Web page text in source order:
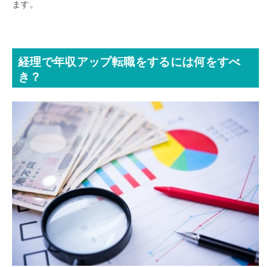
ます。
経理で年収アップ転職をするには何をすべ
き？